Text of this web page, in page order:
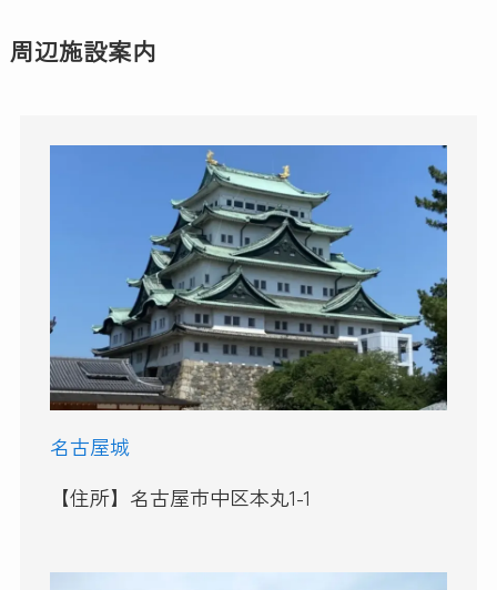
周辺施設案内
名古屋城
【住所】名古屋市中区本丸1-1